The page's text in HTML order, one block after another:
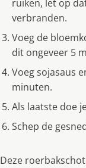
ruiken, let op
verbranden.
Voeg de
dit ongeveer 5
Voeg sojasaus
minuten.
Als laatste doe
Schep de
Deze